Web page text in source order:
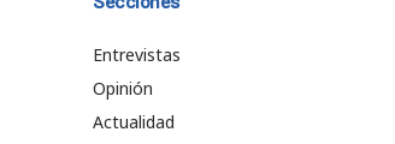
Entrevistas
Opinión
Actualidad